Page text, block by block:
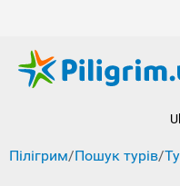
Пілігрим/Пошук турів/